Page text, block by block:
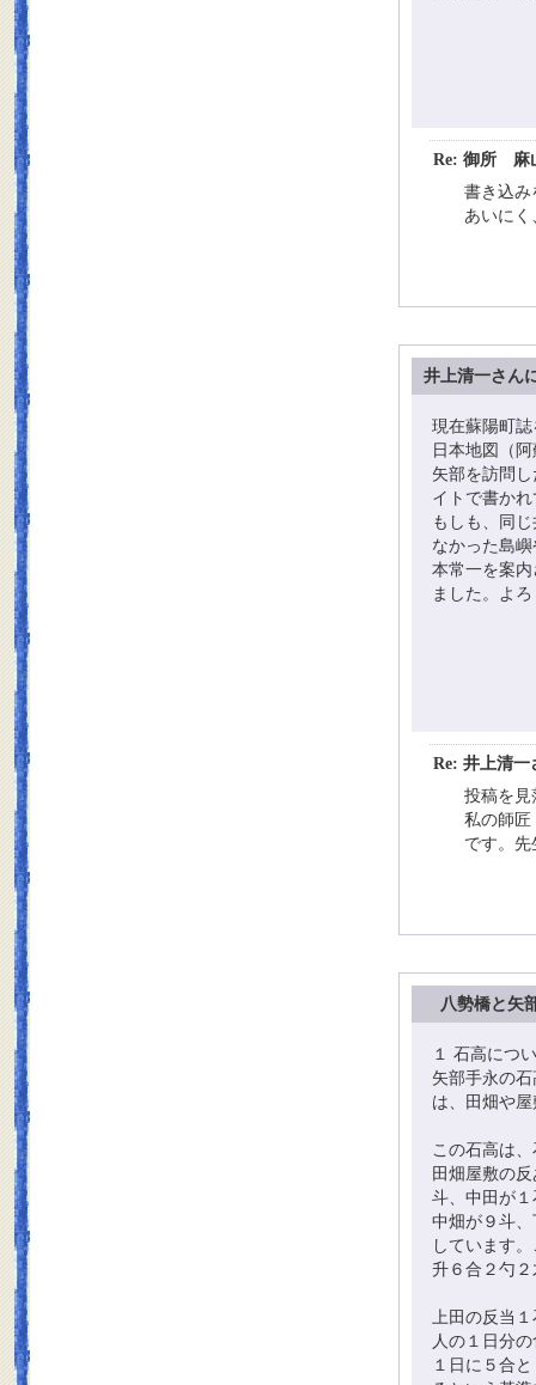
Re: 御所 麻
書き込み
あいにく
井上清一さん
現在蘇陽町
日本地図（
矢部を訪問
イトで書か
もしも、同
なかった島
本常一を案
ました。よ
Re: 井上清一
投稿を見
私の師匠
です。先
八勢橋と矢
１ 石高につ
矢部手永の
は、田畑や
この石高は
田畑屋敷の
斗、中田が
中畑が９斗
しています
升６合２勺
上田の反当
人の１日分
１日に５合